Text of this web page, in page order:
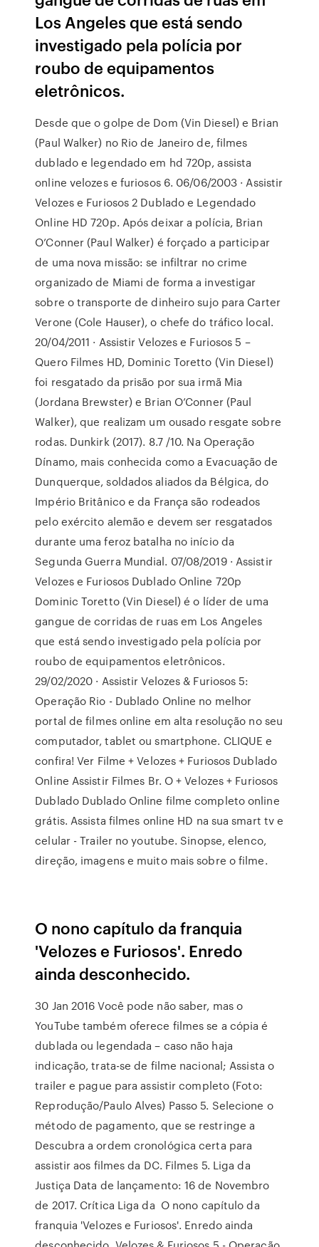
Los Angeles que está sendo
investigado pela polícia por
roubo de equipamentos
eletrônicos.
Desde que o golpe de Dom (Vin Diesel) e Brian
(Paul Walker) no Rio de Janeiro de, filmes
dublado e legendado em hd 720p, assista
online velozes e furiosos 6. 06/06/2003 · Assistir
Velozes e Furiosos 2 Dublado e Legendado
Online HD 720p. Após deixar a polícia, Brian
O’Conner (Paul Walker) é forçado a participar
de uma nova missão: se infiltrar no crime
organizado de Miami de forma a investigar
sobre o transporte de dinheiro sujo para Carter
Verone (Cole Hauser), o chefe do tráfico local.
20/04/2011 · Assistir Velozes e Furiosos 5 –
Quero Filmes HD, Dominic Toretto (Vin Diesel)
foi resgatado da prisão por sua irmã Mia
(Jordana Brewster) e Brian O’Conner (Paul
Walker), que realizam um ousado resgate sobre
rodas. Dunkirk (2017). 8.7 /10. Na Operação
Dínamo, mais conhecida como a Evacuação de
Dunquerque, soldados aliados da Bélgica, do
Império Britânico e da França são rodeados
pelo exército alemão e devem ser resgatados
durante uma feroz batalha no início da
Segunda Guerra Mundial. 07/08/2019 · Assistir
Velozes e Furiosos Dublado Online 720p
Dominic Toretto (Vin Diesel) é o líder de uma
gangue de corridas de ruas em Los Angeles
que está sendo investigado pela polícia por
roubo de equipamentos eletrônicos.
29/02/2020 · Assistir Velozes & Furiosos 5:
Operação Rio - Dublado Online no melhor
portal de filmes online em alta resolução no seu
computador, tablet ou smartphone. CLIQUE e
confira! Ver Filme + Velozes + Furiosos Dublado
Online Assistir Filmes Br. O + Velozes + Furiosos
Dublado Dublado Online filme completo online
grátis. Assista filmes online HD na sua smart tv e
celular - Trailer no youtube. Sinopse, elenco,
direção, imagens e muito mais sobre o filme.
O nono capítulo da franquia
'Velozes e Furiosos'. Enredo
ainda desconhecido.
30 Jan 2016 Você pode não saber, mas o
YouTube também oferece filmes se a cópia é
dublada ou legendada – caso não haja
indicação, trata-se de filme nacional; Assista o
trailer e pague para assistir completo (Foto:
Reprodução/Paulo Alves) Passo 5. Selecione o
método de pagamento, que se restringe a
Descubra a ordem cronológica certa para
assistir aos filmes da DC. Filmes 5. Liga da
Justiça Data de lançamento: 16 de Novembro
de 2017. Crítica Liga da O nono capítulo da
franquia 'Velozes e Furiosos'. Enredo ainda